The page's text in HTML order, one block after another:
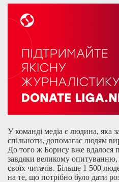
У команді медіа є людина, яка
спільноти, допомагає людям
До того ж Борису вже вдалося
завдяки великому
своїх читачів. Більше 1 500
на те, що потрібно було дати